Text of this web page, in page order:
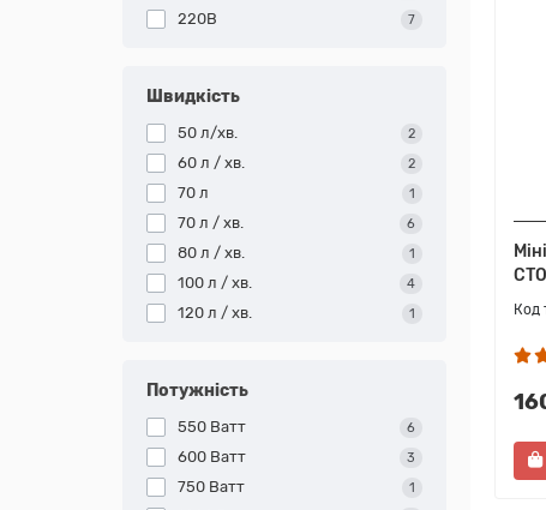
220В 7
Швидкість
50 л/хв. 2
60 л / хв. 2
70 л 1
70 л / хв. 6
80 л / хв. 1
100 л / хв. 4
120 л / хв. 1
Потужність
550 Ватт 6
600 Ватт 3
750 Ватт 1